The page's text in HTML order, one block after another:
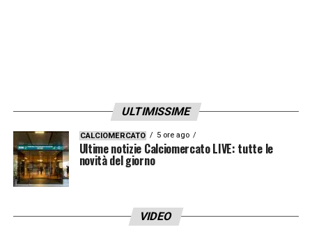
Dal suo arrivo a Casteldebole, il percorso di
inserimento era stato graduale ma costante,
fino a renderlo uno degli elementi più
affidabili della rosa. Proprio per questo, la
specifico a quella di Freuler, altro snodo
ULTIMISSIME
CALCIOMERCATO 5 ore ago
Ultime notizie Calciomercato LIVE: tutte le
novità del giorno
VIDEO